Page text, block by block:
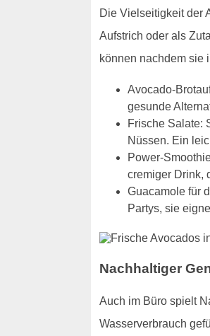
Die Vielseitigkeit der
Aufstrich oder als
können nachdem sie
Avocado-
gesunde
Frische Salate:
Nüssen. Ein
Power-
cremiger Drink,
Guacamole für
Partys, sie
Nachhaltiger
Auch im Büro spielt
Wasserverbrauch